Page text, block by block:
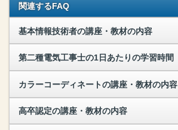
関連するFAQ
基本情報技術者の講座・教材の内容
第二種電気工事士の1日あたりの学習時間
カラーコーディネートの講座・教材の内容
高卒認定の講座・教材の内容